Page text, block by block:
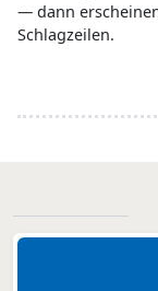
— dann
Schlagzeilen.